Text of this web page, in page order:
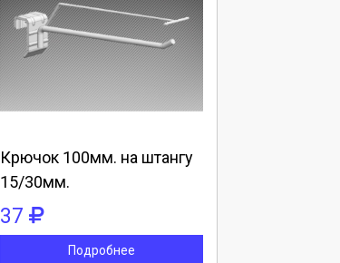
Крючок 100мм. на штангу
15/30мм.
37
Подробнее
Выберите количество: